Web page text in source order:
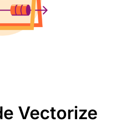
Vectorize